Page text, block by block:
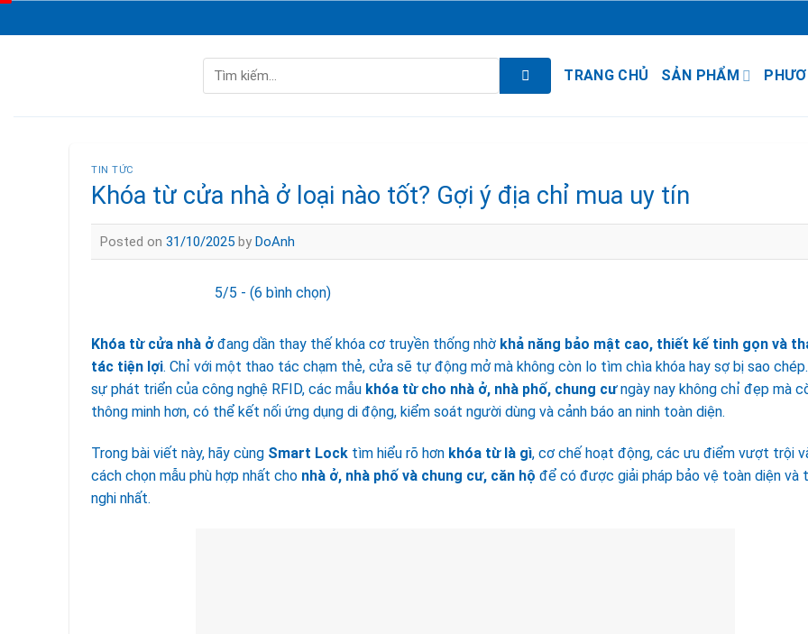
to
kiếm:
TRANG CHỦ SẢN PHẨM
TIN TỨC
Khóa từ cửa nhà ở loại nào tốt? Gợi ý địa chỉ mua uy tín
Posted on 31/10/2025 by DoAnh
5/5 - (6 bình chọn)
Khóa từ cửa nhà ở đang dần thay thế khóa cơ truyền thống nhờ khả năng bảo mật cao, thiết kế tinh gọn và
tác tiện lợi. Chỉ với một thao tác chạm thẻ, cửa sẽ tự động mở mà không còn lo tìm chìa khóa hay sợ bị sao
sự phát triển của công nghệ RFID, các mẫu khóa từ cho nhà ở, nhà phố, chung cưngày nay không chỉ đẹp mà
thông minh hơn, có thể kết nối ứng dụng di động, kiểm soát người dùng và cảnh báo an ninh toàn diện.
Trong bài viết này, hãy cùng Smart Lock tìm hiểu rõ hơn khóa từ là gì, cơ chế hoạt động, các ưu điểm vượt trội
cách chọn mẫu phù hợp nhất cho nhà ở, nhà phố và chung cư, căn hộ để có được giải pháp bảo vệ toàn diện và
nghi nhất.